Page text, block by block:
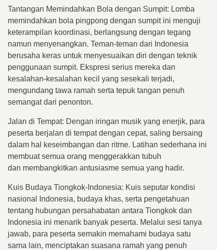
Tantangan Memindahkan Bola dengan Sumpit: Lomba
memindahkan bola pingpong dengan sumpit ini menguji
keterampilan koordinasi, berlangsung dengan tegang
namun menyenangkan. Teman-teman dari Indonesia
berusaha keras untuk menyesuaikan diri dengan teknik
penggunaan sumpit. Ekspresi serius mereka dan
kesalahan-kesalahan kecil yang sesekali terjadi,
mengundang tawa ramah serta tepuk tangan penuh
semangat dari penonton.
Jalan di Tempat: Dengan iringan musik yang enerjik, para
peserta berjalan di tempat dengan cepat, saling bersaing
dalam hal keseimbangan dan ritme. Latihan sederhana ini
membuat semua orang menggerakkan tubuh
dan membangkitkan antusiasme semua yang hadir.
Kuis Budaya Tiongkok-Indonesia: Kuis seputar kondisi
nasional Indonesia, budaya khas, serta pengetahuan
tentang hubungan persahabatan antara Tiongkok dan
Indonesia ini menarik banyak peserta. Melalui sesi tanya
jawab, para peserta semakin memahami budaya satu
sama lain, menciptakan suasana ramah yang penuh